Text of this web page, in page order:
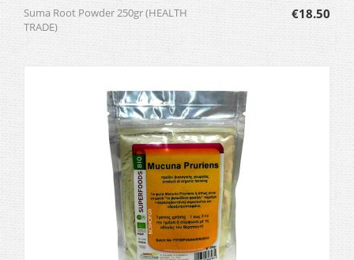
Suma Root Powder 250gr (HEALTH
TRADE)
€18.50